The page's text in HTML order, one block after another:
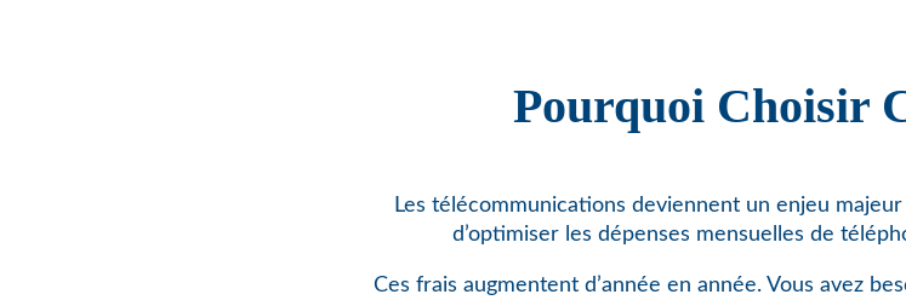
Pourquoi Choisir
Les télécommunications deviennent un enjeu
d’optimiser les dépenses mensuelles de
Ces frais augmentent d’année en année. Vous avez